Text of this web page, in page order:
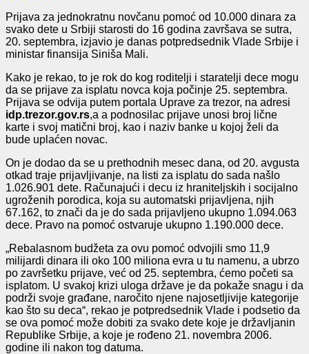
Prijava za jednokratnu novčanu pomoć od 10.000 dinara za
svako dete u Srbiji starosti do 16 godina završava se sutra,
20. septembra, izjavio je danas potpredsednik Vlade Srbije i
ministar finansija Siniša Mali.
Kako je rekao, to je rok do kog roditelji i staratelji dece mogu
da se prijave za isplatu novca koja počinje 25. septembra.
Prijava se odvija putem portala Uprave za trezor, na adresi
idp.trezor.gov.rs,a a podnosilac prijave unosi broj lične
karte i svoj matični broj, kao i naziv banke u kojoj želi da
bude uplaćen novac.
On je dodao da se u prethodnih mesec dana, od 20. avgusta
otkad traje prijavljivanje, na listi za isplatu do sada našlo
1.026.901 dete. Računajući i decu iz hraniteljskih i socijalno
ugroženih porodica, koja su automatski prijavljena, njih
67.162, to znači da je do sada prijavljeno ukupno 1.094.063
dece. Pravo na pomoć ostvaruje ukupno 1.190.000 dece.
„Rebalasnom budžeta za ovu pomoć odvojili smo 11,9
milijardi dinara ili oko 100 miliona evra u tu namenu, a ubrzo
po završetku prijave, već od 25. septembra, ćemo početi sa
isplatom. U svakoj krizi uloga države je da pokaže snagu i da
podrži svoje građane, naročito njene najosetljivije kategorije
kao što su deca“, rekao je potpredsednik Vlade i podsetio da
se ova pomoć može dobiti za svako dete koje je državljanin
Republike Srbije, a koje je rođeno 21. novembra 2006.
godine ili nakon tog datuma.